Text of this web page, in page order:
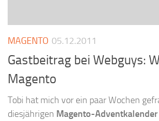
MAGENTO 05.12.2011
Gastbeitrag bei Webguys:
Magento
Tobi hat mich vor ein paar Wochen
diesjährigen Magento-